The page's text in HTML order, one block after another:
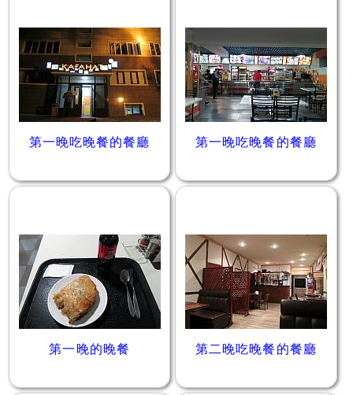
第一晚吃晚餐的餐廳 第一晚吃晚餐的餐廳
第一晚的晚餐 第二晚吃晚餐的餐廳